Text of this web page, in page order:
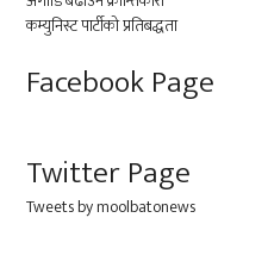
Facebook Page
Twitter Page
Tweets by moolbatonews